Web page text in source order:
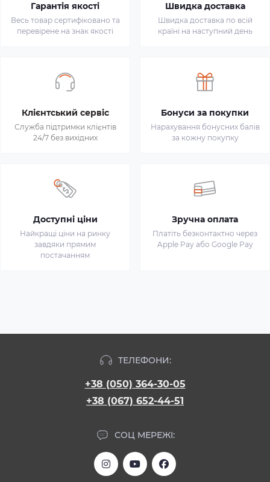
Гарантія якості
Весь товар сертифіковано та
перевірене на знак якості
Швидка доставка
Швидка доставка по всій
країні на наступний день
Клієнтський сервіс
Служба підтримки клієнтів
24/7 без вихідних
Бонуси за покупки
Нарахування бонусних балів
за кожну покупку
Доступні ціни
Найкращі ціни на ринку
завдяки прямим
постачанням
Зручна оплата
Платіть безконтактно через
Apple Pay або Google Pay
ТЕЛЕФОНИ:
+38 (050) 364-30-05
+38 (067) 652-44-51
СОЦ МЕРЕЖІ: